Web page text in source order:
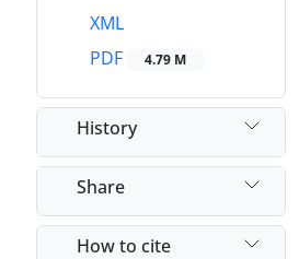
XML
PDF
4.79 M
History
Share
How to cite